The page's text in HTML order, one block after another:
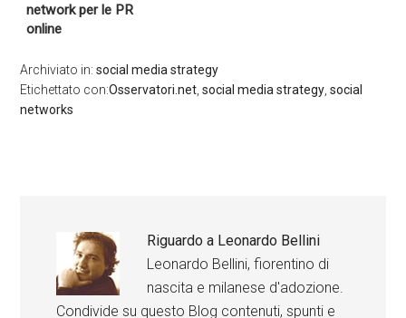
network per le PR
online
Archiviato in:social media strategy
Etichettato con:Osservatori.net ,social media strategy ,social
networks
Riguardo a Leonardo Bellini
Leonardo Bellini, fiorentino di
nascita e milanese d'adozione.
Condivide su questo Blog contenuti, spunti e